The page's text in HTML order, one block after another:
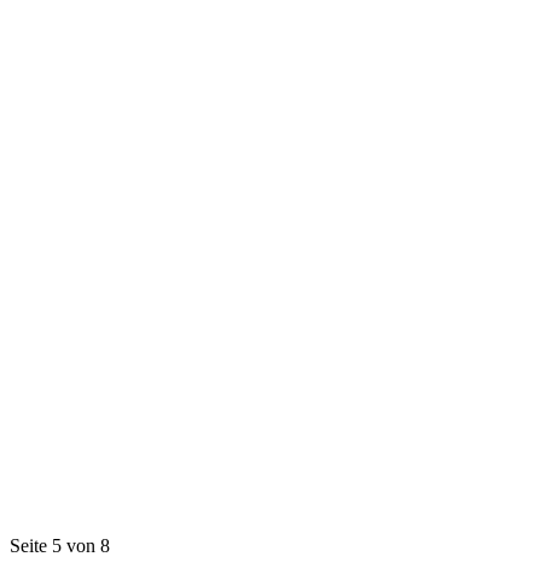
Seite 5 von 8